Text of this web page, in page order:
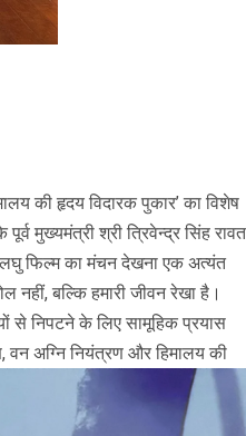
की हृदय विदारक पुकार’ का विशेष
मुख्यमंत्री श्री त्रिवेन्द्र सिंह रावत
फिल्म का मंचन देखना एक अत्यंत
नहीं, बल्कि हमारी जीवन रेखा है।
से निपटने के लिए सामूहिक प्रयास
वन अग्नि नियंत्रण और हिमालय की